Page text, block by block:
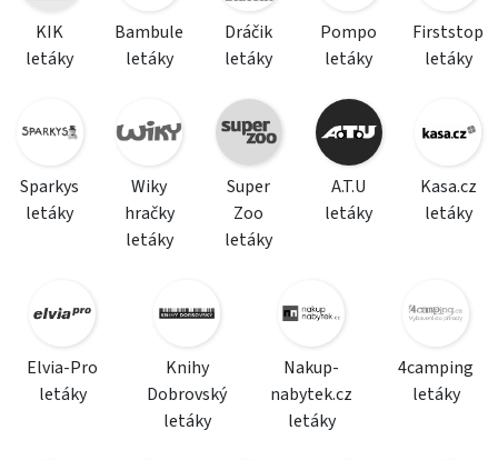
KIK
letáky
Bambule
letáky
Dráčik
letáky
Pompo
letáky
Firststop
letáky
Sparkys
letáky
Wiky
hračky
letáky
Super
Zoo
letáky
A.T.U
letáky
Kasa.cz
letáky
Elvia-Pro
letáky
Knihy
Dobrovský
letáky
Nakup-
nabytek.cz
letáky
4camping
letáky